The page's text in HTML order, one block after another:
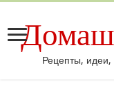
Рецепты, идеи,